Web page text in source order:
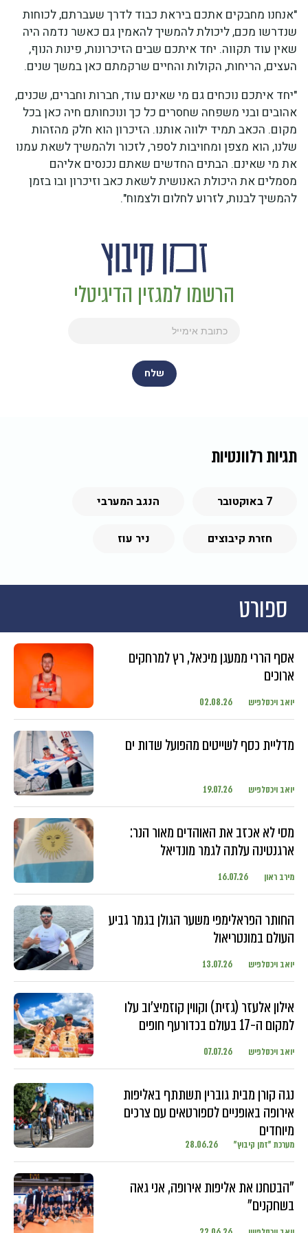
"אנחנו מחבקים אתכם ביראת כבוד לדרך שעברתם, לכוחות
שנדרשו מכם, ליכולת להמשיך להאמין גם כאשר נדמה היה
שאין עוד תקווה. יחד איתכם שבים הזיכרונות, פינות הנוף,
העצים, הריחות, הקולות והחיים שרקמתם כאן במשך שנים.
"יחד איתכם נוכחים גם מי שאינם עוד, חברות וחברים, שכנים,
אהובים ובני משפחה שחסרים כל כך ונוכחותם חיה כאן בכל
מקום. הכאב תמיד ילווה אותנו. הזיכרון הוא חלק מהזהות
שלנו, הוא מצפן ומחויבות לספר, לזכור ולהמשיך לשאת עמנו
את מי שאינם. הבתים החדשים שאתם נכנסים אליהם
מסמלים את היכולת האנושית לשאת כאב וזיכרון ובו בזמן
להמשיך לבנות, לזרוע לחלום ולצמוח".
הרשמו למגזין הדיגיטלי
תגיות רלוונטיות
7 באוקטובר הנגב המערבי
חזרת קיבוצים ניר עוז
ספורט
אסף הררי ממעגן מיכאל, רץ למרחקים
ארוכים
יואב ויכסלפיש 02.08.26
מדליית כסף לשייטים מהפועל שדות ים
יואב ויכסלפיש 19.07.26
מסי לא אכזב את האוהדים מאור הנר:
ארגנטינה עלתה לגמר מונדיאל
מירב ראון 16.07.26
החותר הפראלימפי משער הגולן בגמר גביע
העולם במונטריאול
יואב ויכסלפיש 13.07.26
אילון אלעזר (גזית) וקווין קוזמיצ'וב עלו
למקום ה-17 בעולם בכדורעף חופים
יואב ויכסלפיש 07.07.26
נגה קורן מבית גוברין תשתתף באליפות
אירופה באופניים לספורטאים עם צרכים
מיוחדים
מערכת "זמן קיבוץ" 28.06.26
"הבטחנו את אליפות אירופה, אני גאה
בשחקנים"